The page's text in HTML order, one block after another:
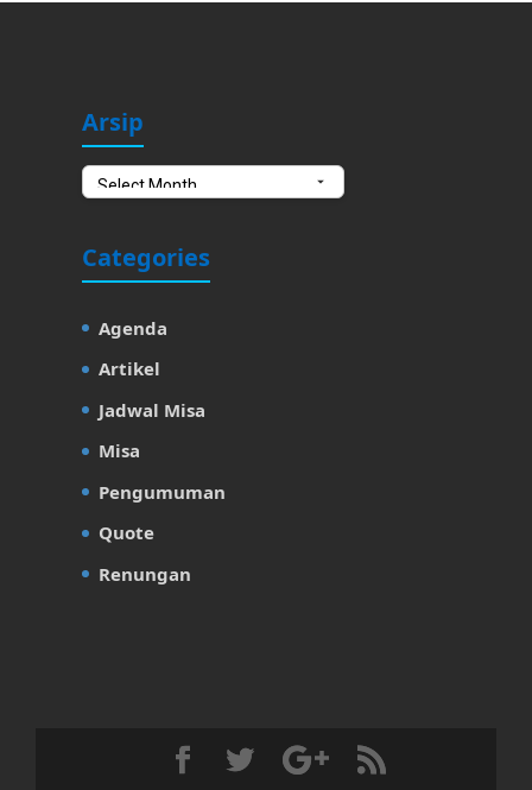
ArsipArsip
Categories
Agenda
Artikel
Jadwal Misa
Misa
Pengumuman
Quote
Renungan